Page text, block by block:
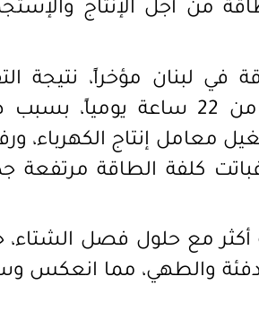
من أجل الإنتاج
في لبنان مؤخراً، نتيجة
بسبب
معامل إنتاج الكهرباء،
كلفة الطاقة مرتفعة
أكثر مع حلول فصل
والطهي، مما انعكس